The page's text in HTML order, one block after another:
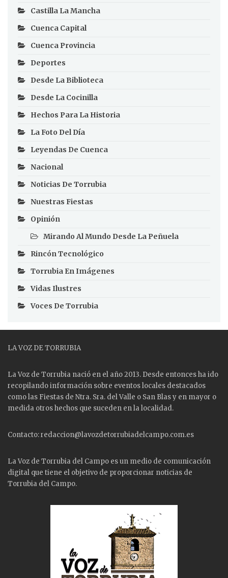
Castilla La Mancha
Cuenca Capital
Cuenca Provincia
Deportes
Desde La Biblioteca
Desde La Cocinilla
Hechos Para La Historia
La Foto Del Día
Leyendas De Cuenca
Nacional
Noticias De Torrubia
Nuestras Fiestas
Opinión
Mirando Al Mundo Desde La Peñuela
Rincón Tecnológico
Torrubia En Imágenes
Vidas Ilustres
Voces De Torrubia
LA VOZ DE TORRUBIA
La Voz de Torrubia nació en el año 2013. Desde entonces ha ido
recopilando información sobre eventos locales destacados
como las Fiestas de Ntra. Sra. del Valle o San Blas y en mayor o
medida otros hechos que suceden en la localidad.
Contacto: redaccion@lavozdetorrubiadelcampo.com.es
La Voz de Torrubia del Campo es un medio de comunicación
digital que tiene el objetivo de proporcionar noticias de
Torrubia del Campo.